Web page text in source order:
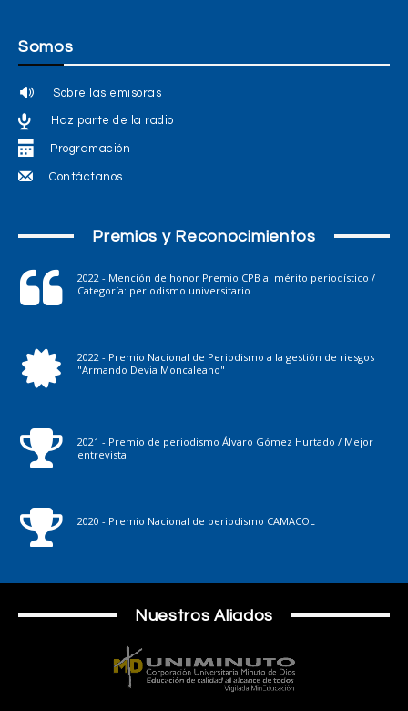
Somos
Sobre las emisoras
Haz parte de la radio
Programación
Contáctanos
Premios y Reconocimientos
2022 - Mención de honor Premio CPB al mérito periodístico /
Categoría: periodismo universitario
2022 - Premio Nacional de Periodismo a la gestión de riesgos
"Armando Devia Moncaleano"
2021 - Premio de periodismo Álvaro Gómez Hurtado / Mejor
entrevista
2020 - Premio Nacional de periodismo CAMACOL
Nuestros Aliados